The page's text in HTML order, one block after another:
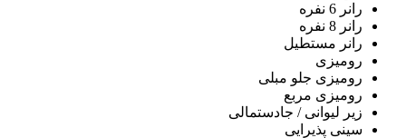
رانر 6 نفره
رانر 8 نفره
رانر مستطیل
رومیزی
رومیزی جلو مبلی
رومیزی مربع
زیر لیوانی / جادستمالی
سینی پذیرایی